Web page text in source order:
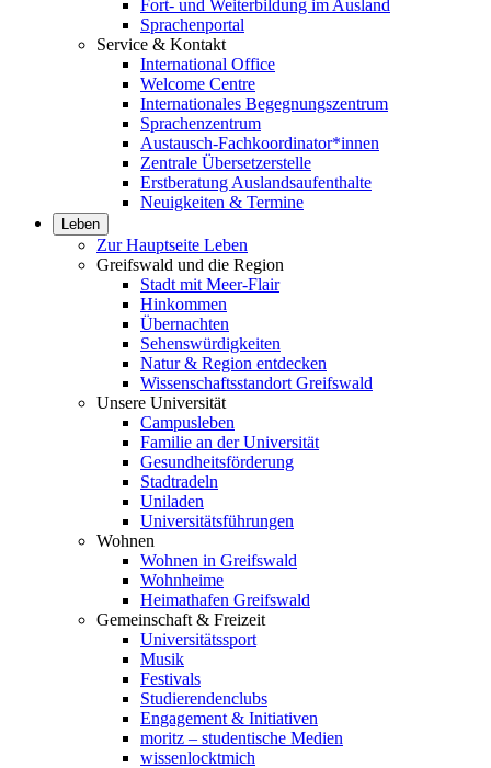
Fort- und Weiterbildung im Ausland
Sprachenportal
Service & Kontakt
International Office
Welcome Centre
Internationales Begegnungszentrum
Sprachenzentrum
Austausch-Fachkoordinator*innen
Zentrale Übersetzerstelle
Erstberatung Auslandsaufenthalte
Neuigkeiten & Termine
Leben
Zur Hauptseite Leben
Greifswald und die Region
Stadt mit Meer-Flair
Hinkommen
Übernachten
Sehenswürdigkeiten
Natur & Region entdecken
Wissenschaftsstandort Greifswald
Unsere Universität
Campusleben
Familie an der Universität
Gesundheitsförderung
Stadtradeln
Uniladen
Universitätsführungen
Wohnen
Wohnen in Greifswald
Wohnheime
Heimathafen Greifswald
Gemeinschaft & Freizeit
Universitätssport
Musik
Festivals
Studierendenclubs
Engagement & Initiativen
moritz – studentische Medien
wissenlocktmich